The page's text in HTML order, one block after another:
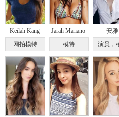
Keilah Kang
网拍模特
Jarah Mariano
模特
安雅
演员，